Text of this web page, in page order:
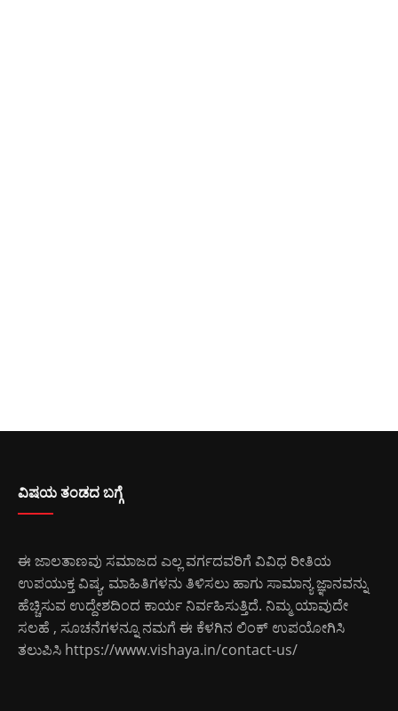
ವಿಷಯ ತಂಡದ ಬಗ್ಗೆ
ಈ ಜಾಲತಾಣವು ಸಮಾಜದ ಎಲ್ಲ ವರ್ಗದವರಿಗೆ ವಿವಿಧ ರೀತಿಯ
ಉಪಯುಕ್ತ ವಿಷ್ಯ, ಮಾಹಿತಿಗಳನು ತಿಳಿಸಲು ಹಾಗು ಸಾಮಾನ್ಯ ಜ್ಞಾನವನ್ನು
ಹೆಚ್ಚಿಸುವ ಉದ್ದೇಶದಿಂದ ಕಾರ್ಯ ನಿರ್ವಹಿಸುತ್ತಿದೆ. ನಿಮ್ಮ ಯಾವುದೇ
ಸಲಹೆ , ಸೂಚನೆಗಳನ್ನೂ ನಮಗೆ ಈ ಕೆಳಗಿನ ಲಿಂಕ್ ಉಪಯೋಗಿಸಿ
ತಲುಪಿಸಿ https://www.vishaya.in/contact-us/